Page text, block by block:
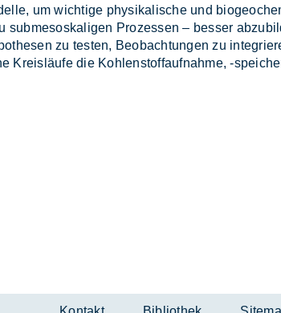
um wich­ti­ge phy­si­ka­li­sche und
sub­me­sos­ka­li­gen Pro­zes­sen – bes­ser
zu tes­ten, Be­ob­ach­tun­gen zu
Kreis­läu­fe die Koh­len­stoff­auf­nah­me, -